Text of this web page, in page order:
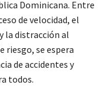
Dominicana. Entre
de velocidad, el
la distracción al
riesgo, se espera
de accidentes y
todos.